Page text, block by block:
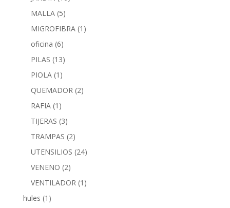
MALLA (5)
MIGROFIBRA (1)
oficina (6)
PILAS (13)
PIOLA (1)
QUEMADOR (2)
RAFIA (1)
TIJERAS (3)
TRAMPAS (2)
UTENSILIOS (24)
VENENO (2)
VENTILADOR (1)
hules (1)